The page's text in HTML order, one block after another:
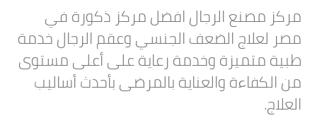
مركز مصنع الرجال افضل مركز ذكورة في
مصر لعلاج الضعف الجنسي وعقم الرجال خدمة
طبية متميزة وخدمة رعاية على أعلى مستوى
من الكفاءة والعناية بالمرضى بأحدث أساليب
العلاج.